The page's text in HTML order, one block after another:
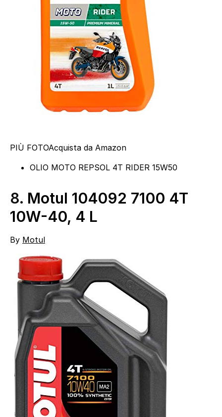
PIÙ FOTOAcquista da Amazon
OLIO MOTO REPSOL 4T RIDER 15W50
8. Motul 104092 7100 4T
10W-40, 4 L
By Motul